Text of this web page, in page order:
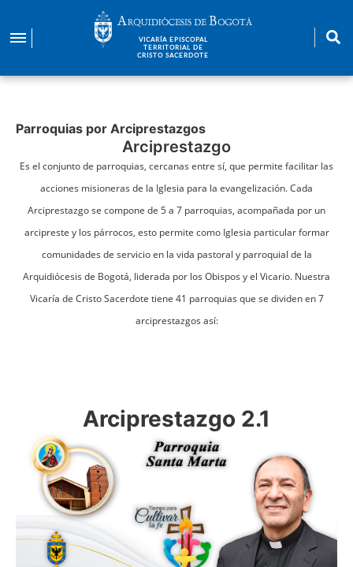
contenido
VICARÍA EPISCOPAL
TERRITORIAL DE
CRISTO SACERDOTE
Parroquias por Arciprestazgos
Arciprestazgo
Es el conjunto de parroquias, cercanas entre sí, que permite facilitar las
acciones misioneras de la Iglesia para la evangelización. Cada
Arciprestazgo se compone de 5 a 7 parroquias, acompañada por un
arcipreste y los párrocos, esto permite como Iglesia particular formar
comunidades de servicio en la vida pastoral y parroquial de la
Arquidiócesis de Bogotá, liderada por los Obispos y el Vicario. Nuestra
Vicaría de Cristo Sacerdote tiene 41 parroquias que se dividen en 7
arciprestazgos así:
Arciprestazgo 2.1